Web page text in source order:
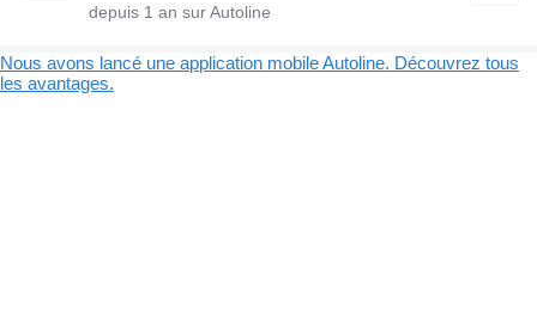
depuis 1 an sur Autoline
Nous avons lancé une application mobile Autoline. Découvrez tous
les avantages.